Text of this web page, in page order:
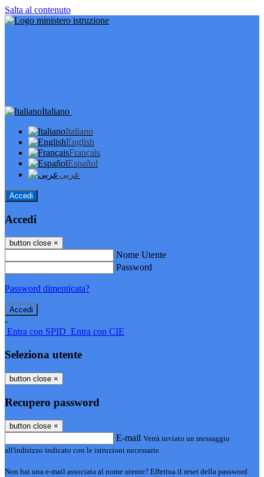
Salta al contenuto
Italiano
Italiano
English
Français
Español
عربى
Accedi
Accedi
button close ×
Nome Utente
Password
Password dimenticata?
-
Entra con SPID Entra con CIE
Seleziona utente
button close ×
Recupero password
button close ×
E-mail Verrà inviato un messaggio
all'indirizzo indicato con le istruzioni necessarie.
Non hai una e-mail associata al nome utente? Effettua il reset della password